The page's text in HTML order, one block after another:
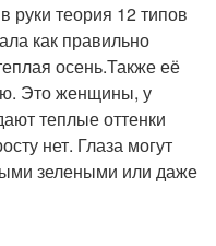
руки теория 12 типов
как правильно
осень.Также её
Это женщины, у
теплые оттенки
нет. Глаза могут
зелеными или даже